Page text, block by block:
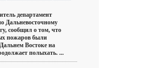
департамент
Дальневосточному
сообщил о том, что
пожаров были
Востоке на
полыхать. ...